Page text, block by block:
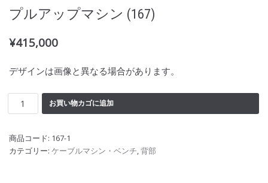
プルアップマシン (167)
¥415,000
デザインは画像と異なる場合があります。
お買い物カゴに追加
商品コード: 167-1
カテゴリー: ケーブルマシン・ベンチ,背部